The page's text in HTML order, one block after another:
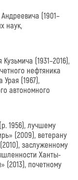
(1901–
наук,
(1931–2016),
нефтяника
Урая (1967),
автономного
1956), лучшему
(2009), ветерану
заслуженному
Ханты-
(2013), почетному